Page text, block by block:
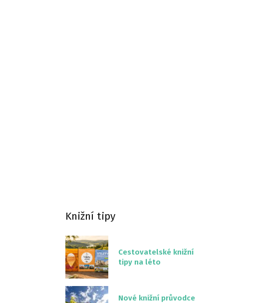
Knižní tipy
Cestovatelské knižní
tipy na léto
Nové knižní průvodce